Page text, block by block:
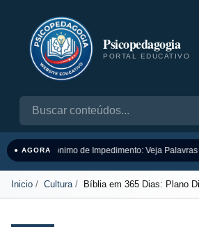
Psicopedagogia
PORTAL EDUCATIVO
● AGORASinônimo de Impedimento: Veja Palavras
Inicio Cultura Bíblia em 365 Dias: Plano